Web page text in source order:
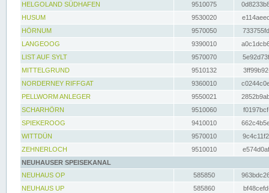
HELGOLAND SÜDHAFEN
9510075
HUSUM
9530020
HÖRNUM
9570050
LANGEOOG
9390010
LIST AUF SYLT
9570070
MITTELGRUND
9510132
NORDERNEY RIFFGAT
9360010
PELLWORM ANLEGER
9550021
SCHARHÖRN
9510060
SPIEKEROOG
9410010
WITTDÜN
9570010
ZEHNERLOCH
9510010
NEUHAUSER SPEISEKANAL
NEUHAUS OP
585850
NEUHAUS UP
585860